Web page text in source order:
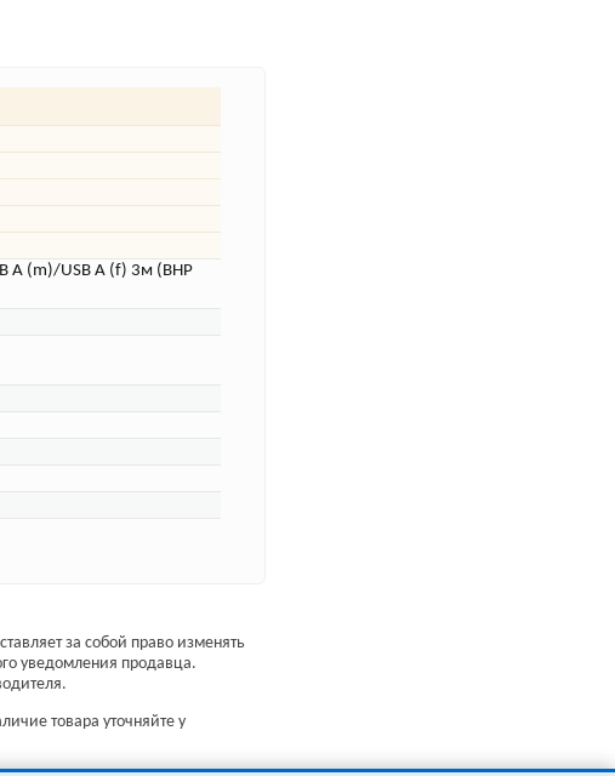
A (m)/USB A (f) 3м (BHP
за собой право изменять
уведомления продавца.
товара уточняйте у